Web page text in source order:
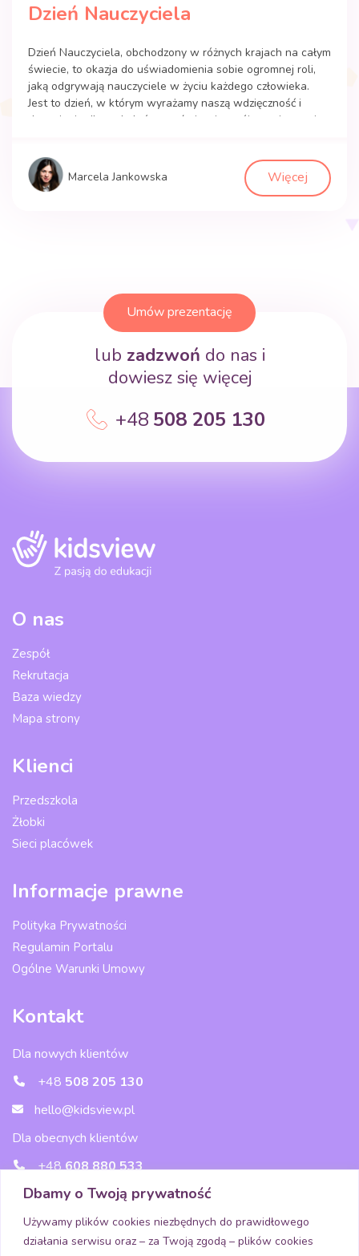
Dbamy o Twoją prywatność
Używamy plików cookies niezbędnych do prawidłowego
działania serwisu oraz – za Twoją zgodą – plików cookies
Dzień Nauczyciela
Dzień Nauczyciela, obchodzony w różnych krajach na całym
świecie, to okazja do uświadomienia sobie ogromnej roli,
jaką odgrywają nauczyciele w życiu każdego człowieka.
Jest to dzień, w którym wyrażamy naszą wdzięczność i
docenienie dla tych, którzy poświęcają swój czas i energię,
umiejętności oraz wartości, które stanowią fundament […]
Marcela Jankowska
Więcej
Umów prezentację
lub zadzwoń do nas i
dowiesz się więcej
+48 508 205 130
O nas
Zespół
Rekrutacja
Baza wiedzy
Mapa strony
Klienci
Przedszkola
Żłobki
Sieci placówek
Informacje prawne
Polityka Prywatności
Regulamin Portalu
Ogólne Warunki Umowy
Kontakt
Dla nowych klientów
+48 508 205 130
hello@kidsview.pl
Dla obecnych klientów
+48608 880 533
wsparcie@kidsview.pl